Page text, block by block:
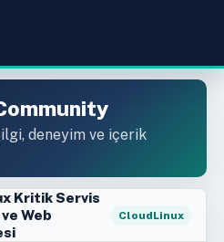
deneyim ve içerik
Kritik Servis
Web
CloudLinux